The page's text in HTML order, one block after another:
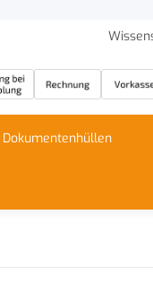
Dokumentenhüllen